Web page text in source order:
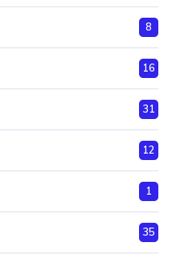
8
16
31
12
1
35